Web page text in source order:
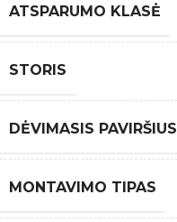
ATSPARUMO KLASĖ
STORIS
DĖVIMASIS PAVIRŠIUS
MONTAVIMO TIPAS